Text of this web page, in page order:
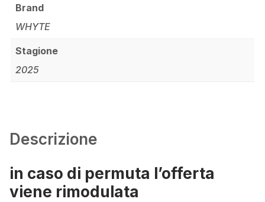
Brand
WHYTE
Stagione
2025
Descrizione
in caso di permuta l’offerta
viene rimodulata